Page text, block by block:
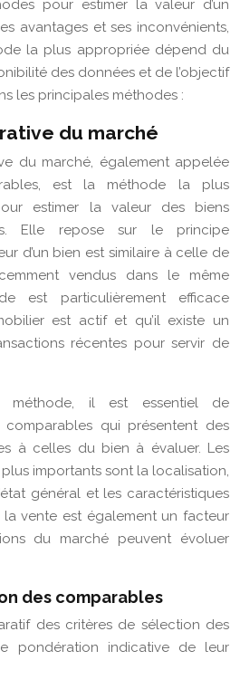
pour estimer la valeur d’un
avantages et ses inconvénients,
la plus appropriée dépend du
des données et de l’objectif
les principales méthodes :
du marché
du marché, également appelée
est la méthode la plus
estimer la valeur des biens
Elle repose sur le principe
d’un bien est similaire à celle de
vendus dans le même
est particulièrement efficace
est actif et qu’il existe un
récentes pour servir de
méthode, il est essentiel de
qui présentent des
à celles du bien à évaluer. Les
importants sont la localisation,
général et les caractéristiques
vente est également un facteur
du marché peuvent évoluer
des comparables
des critères de sélection des
pondération indicative de leur